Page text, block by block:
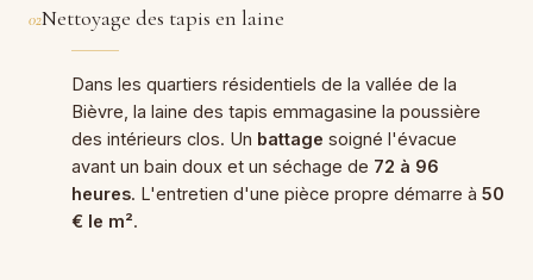
02Nettoyage des tapis en laine
Dans les quartiers résidentiels de la vallée de la
Bièvre, la laine des tapis emmagasine la poussière
des intérieurs clos. Un battage soigné l'évacue
avant un bain doux et un séchage de 72 à 96
heures. L'entretien d'une pièce propre démarre à 50
€ le m².